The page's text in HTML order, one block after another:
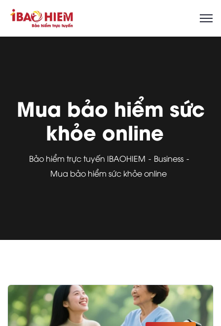
Mua bảo hiểm sức
khỏe online
Bảo hiểm trực tuyến IBAOHIEM
Business
Mua bảo hiểm sức khỏe online